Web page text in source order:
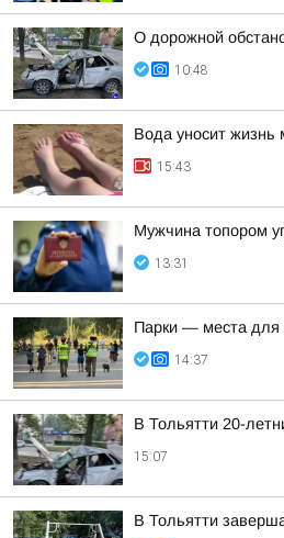
О дорожной
10:48
Вода уносит жизнь
15:43
Мужчина топором
13:31
Парки — места для
14:37
В Тольятти 20-
15:07
В Тольятти